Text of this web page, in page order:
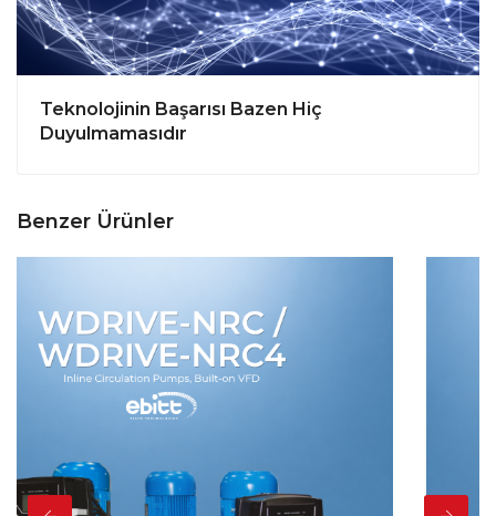
Teknolojinin Başarısı Bazen Hiç
Duyulmamasıdır
Benzer Ürünler